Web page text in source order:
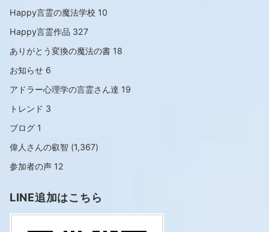
Happy言霊の魔法学校 10
Happy言霊作品 327
ありがとう変換の魔法の書 18
お知らせ 6
アドラー心理学の言霊さん達 19
トレンド 3
ブログ 1
偉人さんの叡智 (1,367)
参加者の声 12
LINE追加はこちら